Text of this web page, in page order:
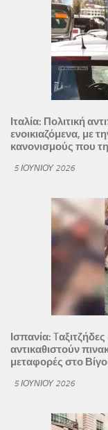
Ιταλία: Πολιτική
ενοικιαζόμενα, με
κανονισμούς που
5 ΙΟΥΝΊΟΥ 2026
Ισπανία:
αντικαθιστούν
μεταφορές στο Βίγο
5 ΙΟΥΝΊΟΥ 2026